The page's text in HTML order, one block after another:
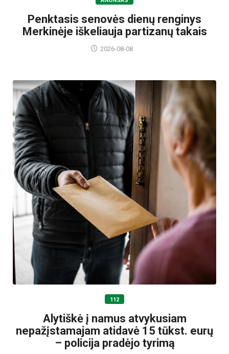
Penktasis senovės dienų renginys
Merkinėje iškeliauja partizanų takais
2026-08-08
112
Alytiškė į namus atvykusiam
nepažįstamajam atidavė 15 tūkst. eurų
– policija pradėjo tyrimą